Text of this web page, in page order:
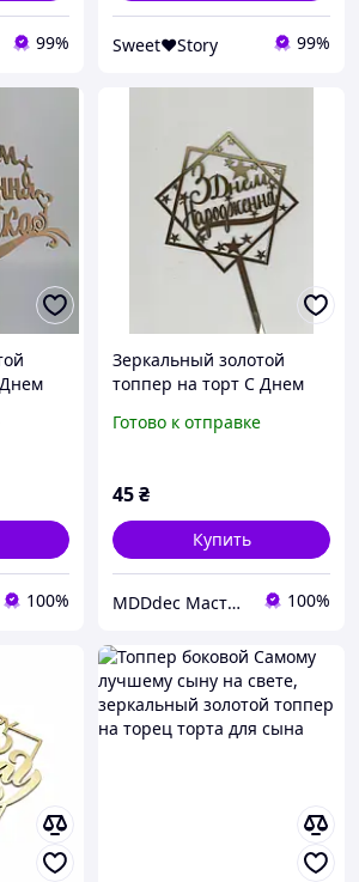
99% Sweet❤Story 99%
100%
Зеркальный золотой
топпер на торт С Днем
день рождения
Готово к отправке
45₴
Купить
MDDdec Мастерская Дизайна и Декора. 100%